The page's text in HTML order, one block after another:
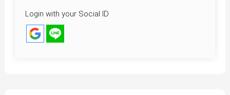
Login with your Social ID